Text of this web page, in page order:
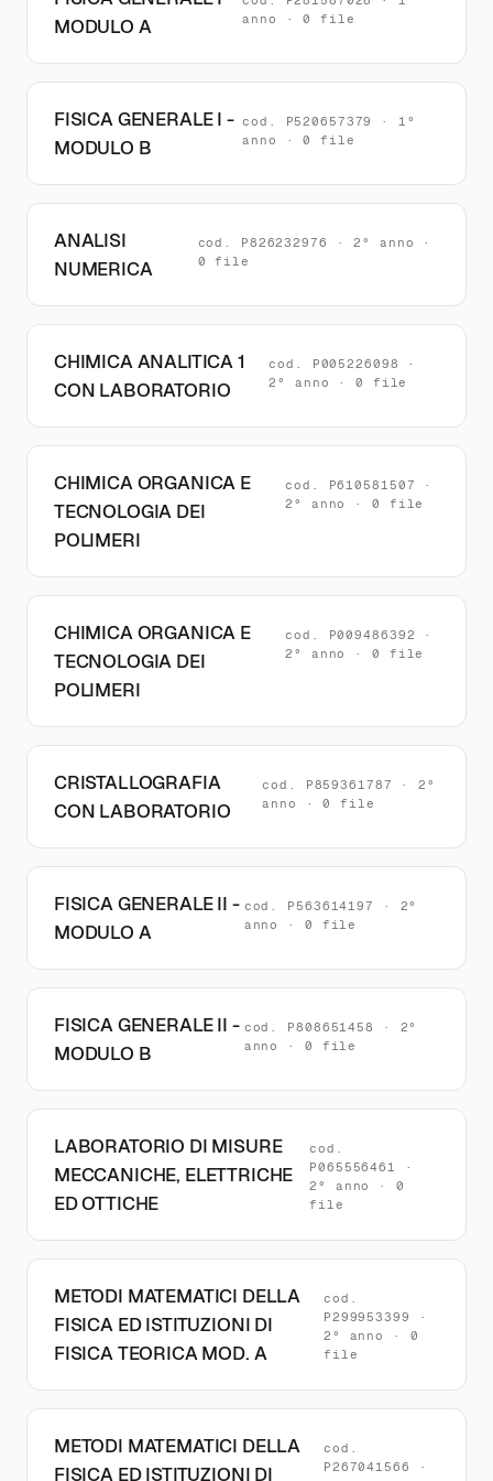
MODULO A
anno · 0 file
FISICA GENERALE I -
MODULO B
cod. P520657379 · 1°
anno · 0 file
ANALISI
NUMERICA
cod. P826232976 · 2° anno ·
0 file
CHIMICA ANALITICA 1
CON LABORATORIO
cod. P005226098 ·
2° anno · 0 file
CHIMICA ORGANICA E
TECNOLOGIA DEI
POLIMERI
cod. P610581507 ·
2° anno · 0 file
CHIMICA ORGANICA E
TECNOLOGIA DEI
POLIMERI
cod. P009486392 ·
2° anno · 0 file
CRISTALLOGRAFIA
CON LABORATORIO
cod. P859361787 · 2°
anno · 0 file
FISICA GENERALE II -
MODULO A
cod. P563614197 · 2°
anno · 0 file
FISICA GENERALE II -
MODULO B
cod. P808651458 · 2°
anno · 0 file
LABORATORIO DI MISURE
MECCANICHE, ELETTRICHE
ED OTTICHE
cod.
P065556461 ·
2° anno · 0
file
METODI MATEMATICI DELLA
FISICA ED ISTITUZIONI DI
FISICA TEORICA MOD. A
cod.
P299953399 ·
2° anno · 0
file
METODI MATEMATICI DELLA
FISICA ED ISTITUZIONI DI
cod.
P267041566 ·